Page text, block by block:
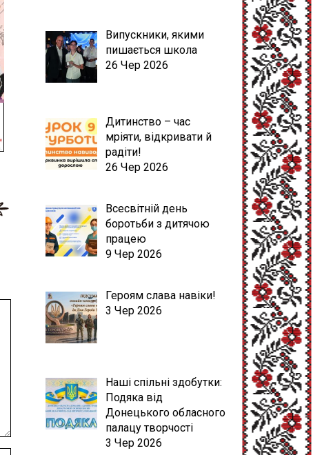
Випускники, якими
пишається школа
26 Чер 2026
Дитинство – час
мріяти, відкривати й
радіти!
26 Чер 2026
Всесвітній день
боротьби з дитячою
працею
9 Чер 2026
Героям слава навіки!
3 Чер 2026
Наші спільні здобутки:
Подяка від
Донецького обласного
палацу творчості
3 Чер 2026